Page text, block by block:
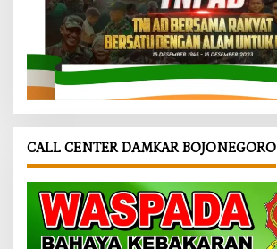
CALL CENTER DAMKAR BOJONEGORO